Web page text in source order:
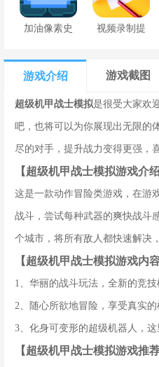
加油像素史
新版
视频录制提
游戏介绍 游戏截图
超级机甲战士模拟是很受大家欢
吧，也将可以为你展现出无限的
尽的对手，提升战力变得更强，
【超级机甲战士模拟游戏介绍
这是一款动作冒险类游戏，在游
战斗，尝试每种武器的爽快战斗
个城市，将所有敌人都快速解决
【超级机甲战士模拟游戏内容
1、华丽的战斗玩法，全新的竞
2、随心所欲地冒险，享受真实
3、化身可变形的超级机器人，
【超级机甲战士模拟游戏推荐